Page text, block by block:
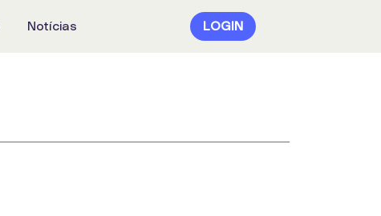
Notícias LOGIN